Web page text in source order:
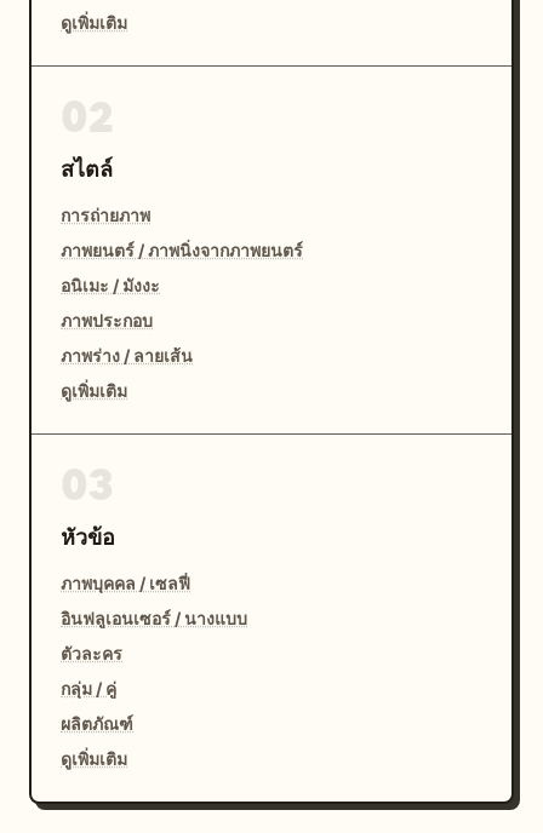
ดูเพิ่มเติม
สไตล์
การถ่ายภาพ
ภาพยนตร์ / ภาพนิ่งจากภาพยนตร์
อนิเมะ / มังงะ
ภาพประกอบ
ภาพร่าง / ลายเส้น
ดูเพิ่มเติม
หัวข้อ
ภาพบุคคล / เซลฟี่
อินฟลูเอนเซอร์ / นางแบบ
ตัวละคร
กลุ่ม / คู่
ผลิตภัณฑ์
ดูเพิ่มเติม